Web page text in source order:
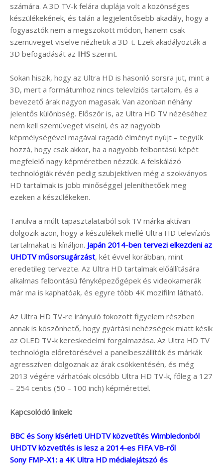
számára. A 3D TV-k felára duplája volt a közönséges
készülékekének, és talán a legjelentősebb akadály, hogy a
fogyasztók nem a megszokott módon, hanem csak
szemüveget viselve nézhetik a 3D-t. Ezek akadályozták a
3D befogadását az IHS szerint.
Sokan hiszik, hogy az Ultra HD is hasonló sorsra jut, mint a
3D, mert a formátumhoz nincs televíziós tartalom, és a
bevezető árak nagyon magasak. Van azonban néhány
jelentős különbség. Először is, az Ultra HD TV nézéséhez
nem kell szemüveget viselni, és az nagyobb
képmélységével magával ragadó élményt nyújt – tegyük
hozzá, hogy csak akkor, ha a nagyobb felbontású képét
megfelelő nagy képméretben nézzük. A felskálázó
technológiák révén pedig szubjektíven még a szokványos
HD tartalmak is jobb minőséggel jeleníthetőek meg
ezeken a készülékeken.
Tanulva a múlt tapasztalataiból sok TV márka aktívan
dolgozik azon, hogy a készülékek mellé Ultra HD televíziós
tartalmakat is kínáljon. Japán 2014-ben tervezi elkezdeni az
UHDTV műsorsugárzást, két évvel korábban, mint
eredetileg tervezte. Az Ultra HD tartalmak előállítására
alkalmas felbontású fényképezőgépek és videokamerák
már ma is kaphatóak, és egyre több 4K mozifilm látható.
Az Ultra HD TV-re irányuló fokozott figyelem részben
annak is köszönhető, hogy gyártási nehézségek miatt késik
az OLED TV-k kereskedelmi forgalmazása. Az Ultra HD TV
technológia előretörésével a panelbeszállítók és márkák
agresszíven dolgoznak az árak csökkentésén, és még
2013 végére várhatóak olcsóbb Ultra HD TV-k, főleg a 127
– 254 centis (50 – 100 inch) képmérettel.
Kapcsolódó linkek:
BBC és Sony kísérleti UHDTV közvetítés Wimbledonból
UHDTV közvetítés is lesz a 2014-es FIFA VB-ről
Sony FMP-X1: a 4K Ultra HD médialejátszó és